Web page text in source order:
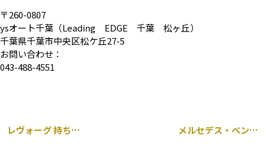
〒260-0807
ysオート千葉（Leading EDGE 千葉 松ヶ丘）
千葉県千葉市中央区松ケ丘27-5
お問い合わせ：
043-488-4551
レヴォーグ 持ち込み レーダー 取り付け メルセデス・ベンツ Cクラス 205 持ち込み ドラレコ 取り付け